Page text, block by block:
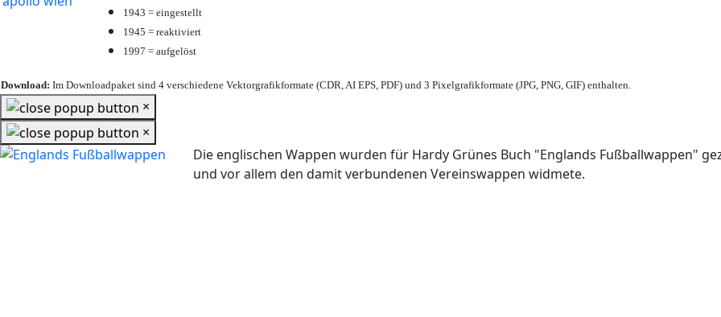
1943 = eingestellt
1945 = reaktiviert
1997 = aufgelöst
Download: Im Downloadpaket sind 4 verschiedene Vektorgrafikformate (CDR, AI EPS, PDF) und 3 Pixelgrafikformate (JPG, PNG, GIF) enthalten.
×
×
Die englischen Wappen wurden für Hardy Grünes Buch "Englands Fußballwappen"
und vor allem den damit verbundenen Vereinswappen widmete.